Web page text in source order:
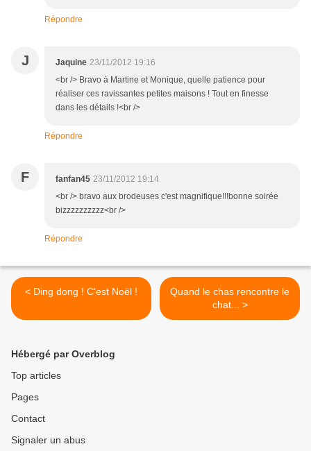
Répondre
J Jaquine 23/11/2012 19:16
<br /> Bravo à Martine et Monique, quelle patience pour
réaliser ces ravissantes petites maisons ! Tout en finesse
dans les détails !<br />
Répondre
F fanfan45 23/11/2012 19:14
<br /> bravo aux brodeuses c'est magnifique!!!bonne soirée
bizzzzzzzzzz<br />
Répondre
< Ding dong ! C'est Noël !
Quand le chas rencontre le
chat... >
Hébergé par Overblog
Top articles
Pages
Contact
Signaler un abus